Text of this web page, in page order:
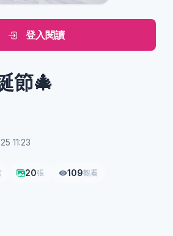
登入閱讀
節🎄
11:23
20張 109觀看